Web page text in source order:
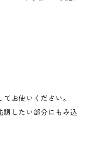
お使いください。
調したい部分にもみ込